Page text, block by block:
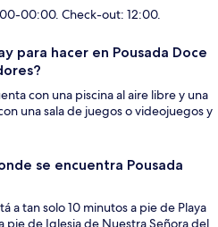
00:00. Check-out: 12:00.
para hacer en Pousada Doce
con una piscina al aire libre y una
una sala de juegos o videojuegos y
se encuentra Pousada
a tan solo 10 minutos a pie de Playa
pie de Iglesia de Nuestra Señora del